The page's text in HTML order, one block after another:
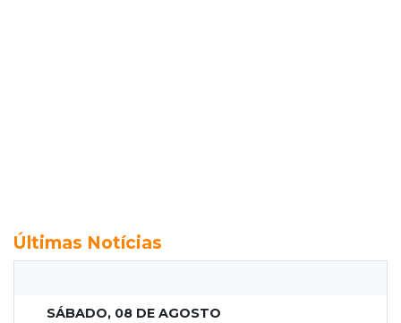
Últimas Notícias
SÁBADO, 08 DE AGOSTO